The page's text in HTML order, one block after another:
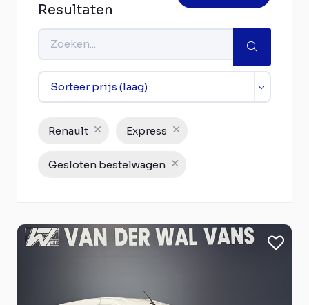
Resultaten
Renault Express
Gesloten bestelwagen